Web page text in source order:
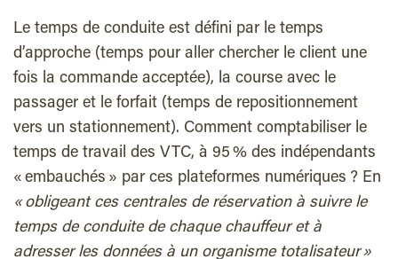
Le temps de conduite est défini par le temps
d’approche (temps pour aller chercher le client une
fois la commande acceptée), la course avec le
passager et le forfait (temps de repositionnement
vers un stationnement). Comment comptabiliser le
temps de travail des VTC, à 95 % des indépendants
« embauchés » par ces plateformes numériques ? En
« obligeant ces centrales de réservation à suivre le
temps de conduite de chaque chauffeur et à
adresser les données à un organisme totalisateur »